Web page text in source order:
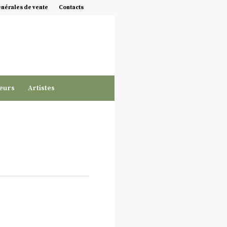
de vente Contacts
Artistes